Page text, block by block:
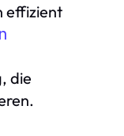
effizient
die